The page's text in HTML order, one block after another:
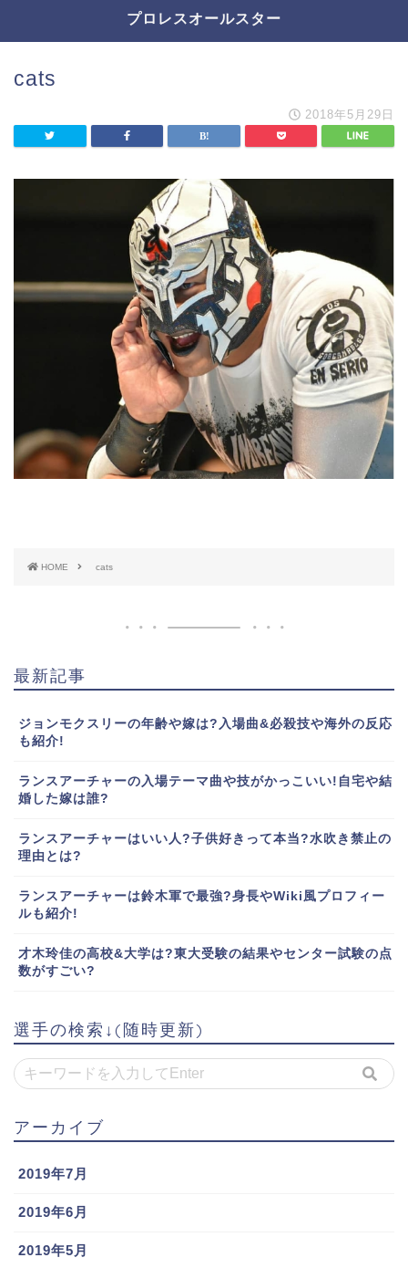
プロレスオールスター
cats
2018年5月29日
HOME cats
最新記事
ジョンモクスリーの年齢や嫁は?入場曲&必殺技や海外の反応
も紹介!
ランスアーチャーの入場テーマ曲や技がかっこいい!自宅や結
婚した嫁は誰?
ランスアーチャーはいい人?子供好きって本当?水吹き禁止の
理由とは?
ランスアーチャーは鈴木軍で最強?身長やWiki風プロフィー
ルも紹介!
才木玲佳の高校&大学は?東大受験の結果やセンター試験の点
数がすごい?
選手の検索↓(随時更新)
アーカイブ
2019年7月
2019年6月
2019年5月